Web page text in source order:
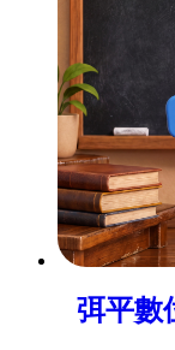
弭平數